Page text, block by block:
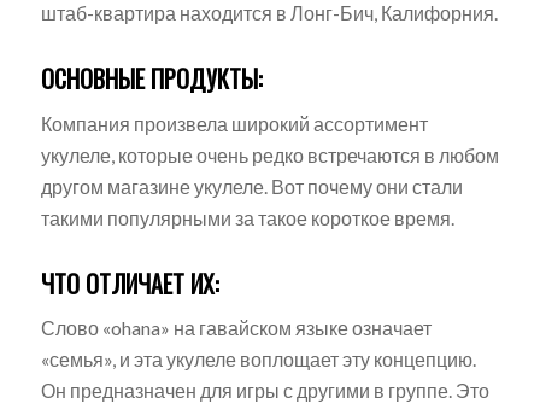
штаб-квартира находится в Лонг-Бич, Калифорния.
ОСНОВНЫЕ ПРОДУКТЫ:
Компания произвела широкий ассортимент
укулеле, которые очень редко встречаются в любом
другом магазине укулеле. Вот почему они стали
такими популярными за такое короткое время.
ЧТО ОТЛИЧАЕТ ИХ:
Слово «ohana» на гавайском языке означает
«семья», и эта укулеле воплощает эту концепцию.
Он предназначен для игры с другими в группе. Это